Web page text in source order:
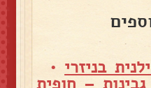
בניזרי •